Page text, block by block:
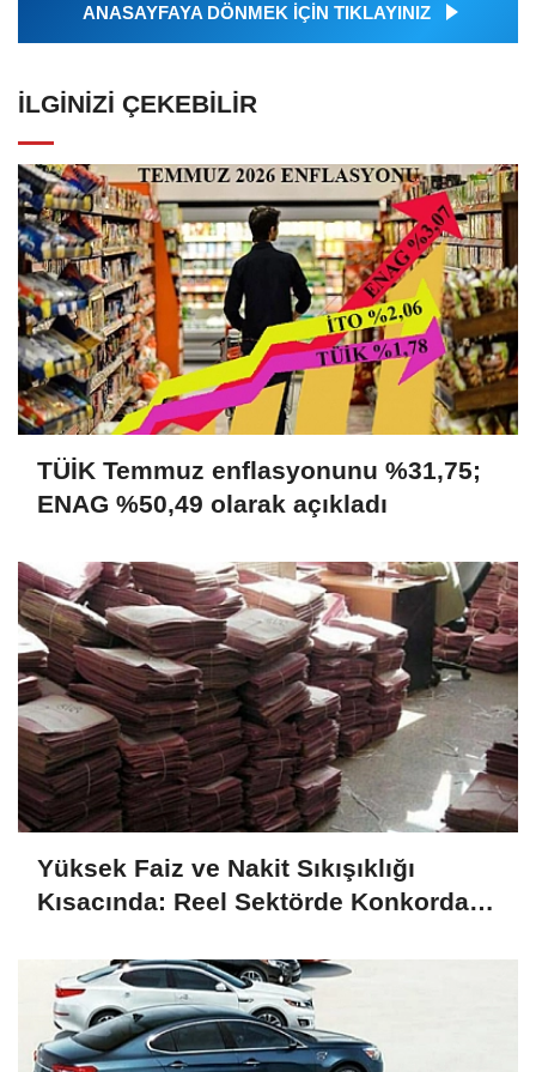
ANASAYFAYA DÖNMEK İÇİN TIKLAYINIZ
İLGINIZI ÇEKEBILIR
TÜİK Temmuz enflasyonunu %31,75;
ENAG %50,49 olarak açıkladı
Yüksek Faiz ve Nakit Sıkışıklığı
Kısacında: Reel Sektörde Konkordato